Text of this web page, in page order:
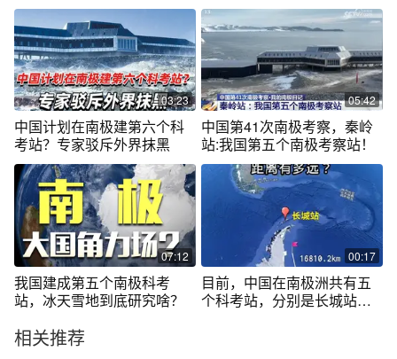
03:23
中国计划在南极建第六个科
考站？专家驳斥外界抹黑
05:42
中国第41次南极考察，秦岭
站:我国第五个南极考察站！
07:12
我国建成第五个南极科考
站，冰天雪地到底研究啥？
00:17
目前，中国在南极洲共有五
个科考站，分别是长城站、
相关推荐